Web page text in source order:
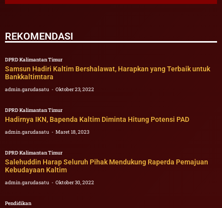
REKOMENDASI
DPRD Kalimantan Timur
Samsun Hadiri Kaltim Bershalawat, Harapkan yang Terbaik untuk
Bankkaltimtara
admin.garudasatu Oktober 23, 2022
DPRD Kalimantan Timur
Hadirnya IKN, Bapenda Kaltim Diminta Hitung Potensi PAD
admin.garudasatu Maret 18, 2023
DPRD Kalimantan Timur
Salehuddin Harap Seluruh Pihak Mendukung Raperda Pemajuan
Kebudayaan Kaltim
admin.garudasatu Oktober 30, 2022
Pendidikan